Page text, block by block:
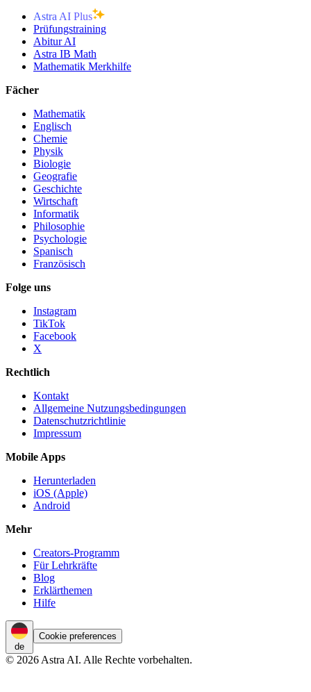
Astra AI Plus
Prüfungstraining
Abitur AI
Astra IB Math
Mathematik Merkhilfe
Fächer
Mathematik
Englisch
Chemie
Physik
Biologie
Geografie
Geschichte
Wirtschaft
Informatik
Philosophie
Psychologie
Spanisch
Französisch
Folge uns
Instagram
TikTok
Facebook
X
Rechtlich
Kontakt
Allgemeine Nutzungsbedingungen
Datenschutzrichtlinie
Impressum
Mobile Apps
Herunterladen
iOS (Apple)
Android
Mehr
Creators-Programm
Für Lehrkräfte
Blog
Erklärthemen
Hilfe
de
Cookie preferences
© 2026 Astra AI. Alle Rechte vorbehalten.